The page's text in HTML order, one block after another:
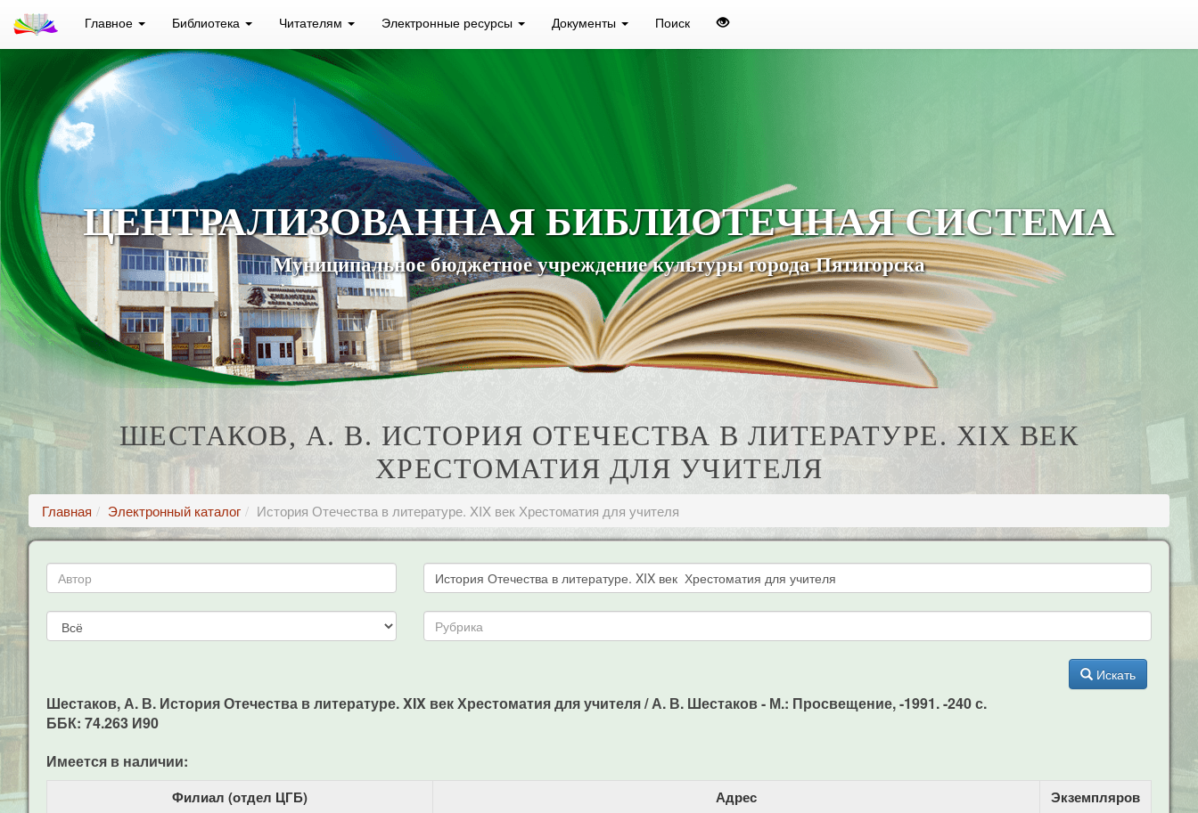
Главное Библиотека Читателям Электронные ресурсы Документы Поиск
ЦЕНТРАЛИЗОВАННАЯ БИБЛИОТЕЧНАЯ СИСТЕМА
Муниципальное бюджетное учреждение культуры города Пятигорска
ШЕСТАКОВ, А. В. ИСТОРИЯ ОТЕЧЕСТВА В ЛИТЕРАТУРЕ. XIX ВЕК
ХРЕСТОМАТИЯ ДЛЯ УЧИТЕЛЯ
Главная Электронный каталог История Отечества в литературе. XIX век Хрестоматия для учителя
Искать
Шестаков, А. В. История Отечества в литературе. XIX век Хрестоматия для учителя / А. В. Шестаков - М.: Просвещение, -1991. -240 с.
ББК: 74.263 И90
Имеется в наличии:
Филиал (отдел ЦГБ) Адрес Экземпляров